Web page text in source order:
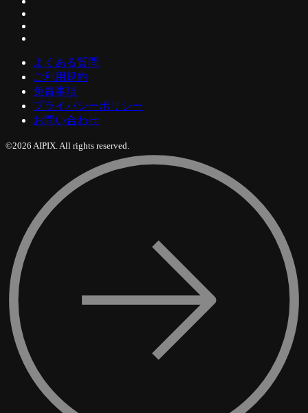
よくある質問
ご利用規約
免責事項
プライバシーポリシー
お問い合わせ
©2026 AIPIX. All rights reserved.